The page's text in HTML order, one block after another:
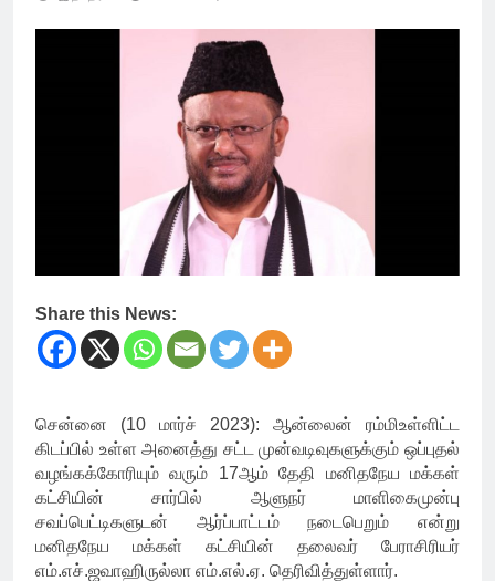
Share this News:
சென்னை (10 மார்ச் 2023): ஆன்லைன் ரம்மிஉள்ளிட்ட
கிடப்பில் உள்ள அனைத்து சட்ட முன்வடிவுகளுக்கும் ஒப்புதல்
வழங்கக்கோரியும் வரும் 17ஆம் தேதி மனிதநேய மக்கள்
கட்சியின் சார்பில் ஆளுநர் மாளிகைமுன்பு
சவப்பெட்டிகளுடன் ஆர்ப்பாட்டம் நடைபெறும் என்று
மனிதநேய மக்கள் கட்சியின் தலைவர் பேராசிரியர்
எம்.எச்.ஜவாஹிருல்லா எம்.எல்.ஏ. தெரிவித்துள்ளார்.